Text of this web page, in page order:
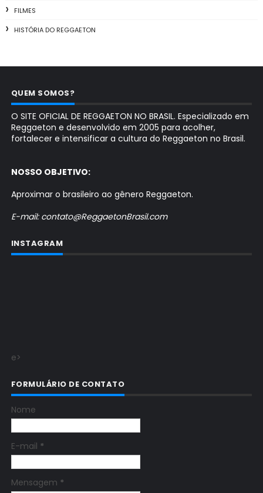
FILMES
HISTÓRIA DO REGGAETON
QUEM SOMOS?
O SITE OFICIAL DE REGGAETON NO BRASIL. Especializado em
Reggaeton e desenvolvido em 2005 para acolher,
fortalecer e intensificar a cultura do Reggaeton no Brasil.
NOSSO OBJETIVO:
Aproximar o brasileiro ao gênero Reggaeton.
E-mail: contato@ReggaetonBrasil.com
INSTAGRAM
e>
FORMULÁRIO DE CONTATO
Nome
E-mail *
Mensagem *